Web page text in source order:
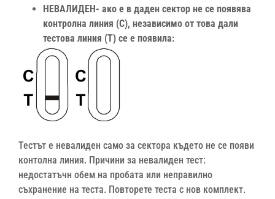
НЕВАЛИДЕН- ако е в даден сектор не се появява
контролна линия (C), независимо от това дали
тестова линия (T) се е появила:
Тестът е невалиден само за сектора където не се появи
контолна линия. Причини за невалиден тест:
недостатъчн обем на пробата или неправилно
съхранение на теста. Повторете теста с нов комплект.